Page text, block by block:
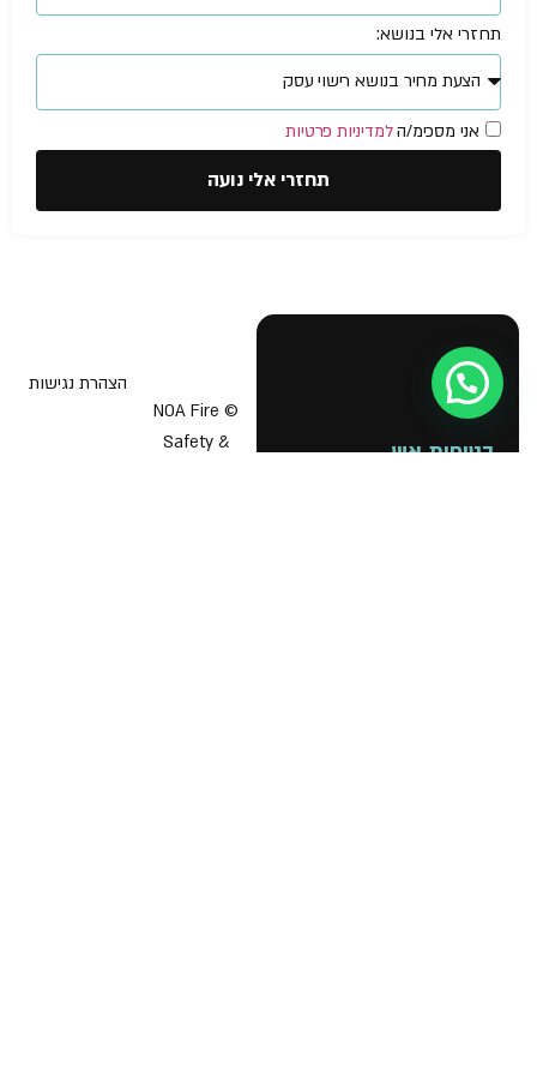
תחזרי אלי בנושא:
אני מסכימ/הלמדיניות פרטיות
תחזרי אלי נועה
בטיחות אש
© NOA Fire
Safety &
הצהרת נגישות